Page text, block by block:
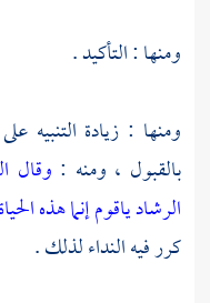
ومنها : التأكيد .
ومنها : زيادة التنبيه
بالقبول ، ومنه : وقال
الرشادياقوم إنما هذه
كرر فيه النداء لذلك .